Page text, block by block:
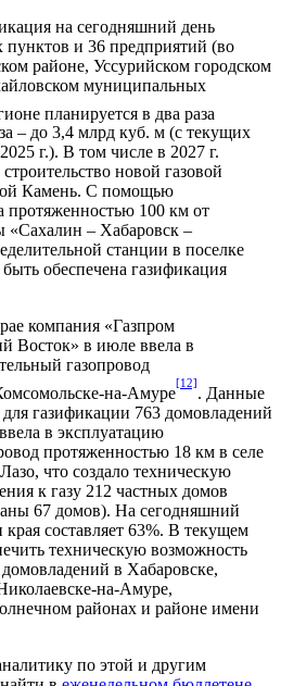
на сегодняшний день
пунктов и 36 предприятий (во
районе, Уссурийском городском
муниципальных
планируется в два раза
– до 3,4 млрд куб. м (с текущих
г.). В том числе в 2027 г.
новой газовой
Камень. С помощью
протяженностью 100 км от
«Сахалин – Хабаровск –
станции в поселке
обеспечена газификация
компания «Газпром
Восток» в июле ввела в
газопровод
на-Амуре
[12]
. Данные
газификации 763 домовладений
в эксплуатацию
протяженностью 18 км в селе
что создало техническую
к газу 212 частных домов
67 домов). На сегодняшний
составляет 63%. В текущем
техническую возможность
в Хабаровске,
на-Амуре,
районах и районе имени
по этой и другим